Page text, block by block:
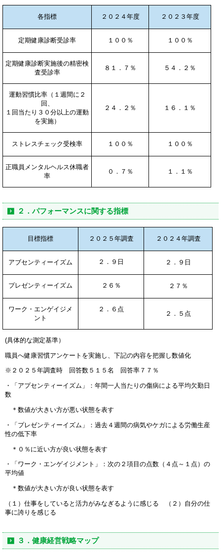
各指標 ２０２４年度 ２０２３年度
定期健康診断受診率 １００％ １００％
定期健康診断実施後の精密検
査受診率
８１．７％ ５４．２％
運動習慣比率（１週間に２
回、
１回当たり３０分以上の運動
を実施）
２４．２％ １６．１％
ストレスチェック受検率 １００％ １００％
正職員メンタルヘルス休職者
率
０．７％ １．１％
２．パフォーマンスに関する指標
目標指標 ２０２５年調査 ２０２４年調査
アブセンティーイズム ２．９日 ２．９日
プレゼンティーイズム ２６％ ２７％
ワーク・エンゲイジメ
ント
２．６点
２．５点
(具体的な測定基準）
職員へ健康習慣アンケートを実施し、下記の内容を把握し数値化
※２０２５年調査時 回答数５１５名 回答率７７％
・「アプセンティーイズム」：年間一人当たりの傷病による平均欠勤日
数
＊数値が大きい方が悪い状態を表す
・「プレゼンティーイズム」：過去４週間の病気やケガによる労働生産
性の低下率
＊０％に近い方が良い状態を表す
・「ワーク・エンゲイジメント」：次の２項目の点数（４点～１点）の
平均値
＊数値が大きい方が良い状態を表す
（１）仕事をしていると活力がみなぎるように感じる （２）自分の仕
事に誇りを感じる
３．健康経営戦略マップ